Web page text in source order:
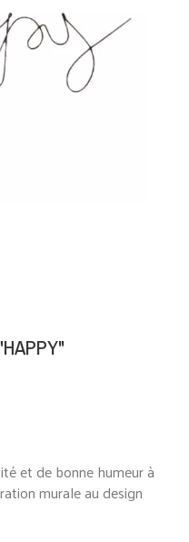
et de bonne humeur à
murale au design